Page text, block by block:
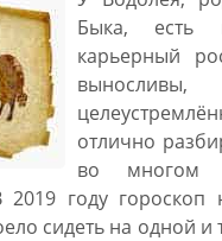
Быка, есть
карьерный
отлично
во многом
2019 году гороскоп
сидеть на одной и